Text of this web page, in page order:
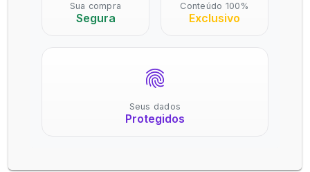
Sua compra
Segura
Conteúdo 100%
Exclusivo
Seus dados
Protegidos